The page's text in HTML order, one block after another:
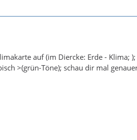
auf (im Diercke: Erde - Klima;
>(grün-Töne); schau dir mal